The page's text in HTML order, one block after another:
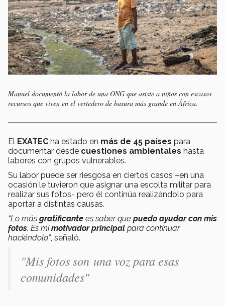
Manuel documentó la labor de una ONG que asiste a niños con escasos
recursos que viven en el vertedero de basura más grande en África.
El EXATEC ha estado en más de 45 países para
documentar desde cuestiones ambientales hasta
labores con grupos vulnerables.
Su labor puede ser riesgosa en ciertos casos –en una
ocasión le tuvieron que asignar una escolta militar para
realizar sus fotos- pero él continúa realizándolo para
aportar a distintas causas.
“Lo más gratificante es saber que puedo ayudar con mis
fotos. Es mimotivador principal para continuar
haciéndolo”, señaló.
"Mis fotos son una voz para esas
comunidades"